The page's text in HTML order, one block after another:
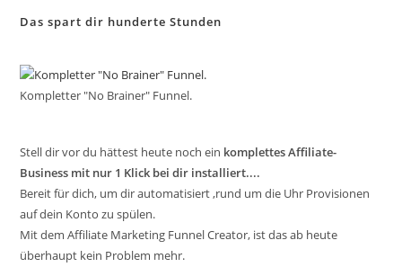
Das spart dir hunderte Stunden
Kompletter "No Brainer" Funnel.
Stell dir vor du hättest heute noch ein komplettes Affiliate-
Business mit nur 1 Klick bei dir installiert....
Bereit für dich, um dir automatisiert ,rund um die Uhr Provisionen
auf dein Konto zu spülen.
Mit dem Affiliate Marketing Funnel Creator, ist das ab heute
überhaupt kein Problem mehr.